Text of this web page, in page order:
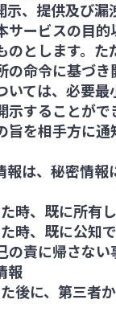
示、提供及び漏
サービスの目的
のとします。た
の命令に基づき
いては、必要最
示することがで
旨を相手方に通
報は、秘密情報
時、既に所有
時、既に公知
の責に帰さない
報
後に、第三者